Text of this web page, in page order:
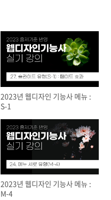
2023년 웹디자인 기능사 메뉴 :
S-1
2023년 웹디자인 기능사 메뉴 :
M-4